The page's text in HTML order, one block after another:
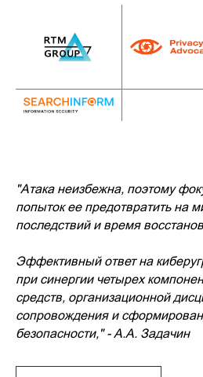
"Атака неизбежна, поэтому
попыток ее предотвратить на
последствий и время
Эффективный ответ на
при синергии четырех
средств, организационной
сопровождения и
безопасности," - А.А. Задачин